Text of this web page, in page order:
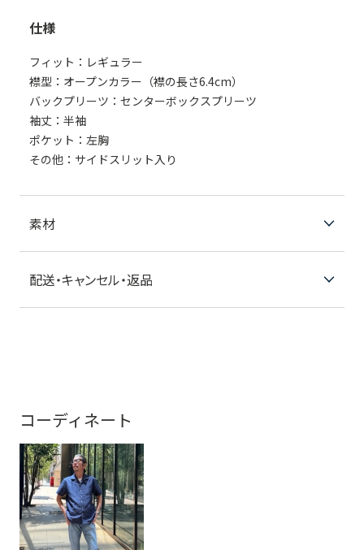
仕様
フィット：レギュラー
襟型：オープンカラー（襟の長さ6.4cm）
バックプリーツ：センターボックスプリーツ
袖丈：半袖
ポケット：左胸
その他：サイドスリット入り
素材
配送・キャンセル・返品
コーディネート